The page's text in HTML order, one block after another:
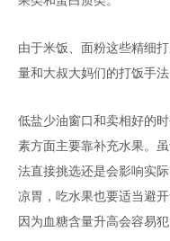
由于米饭、面粉这些精细
量和大叔大妈们的打饭手
低盐少油窗口和卖相好的
素方面主要靠补充水果。
法直接挑选还是会影响实
凉胃，吃水果也要适当避
因为血糖含量升高会容易犯